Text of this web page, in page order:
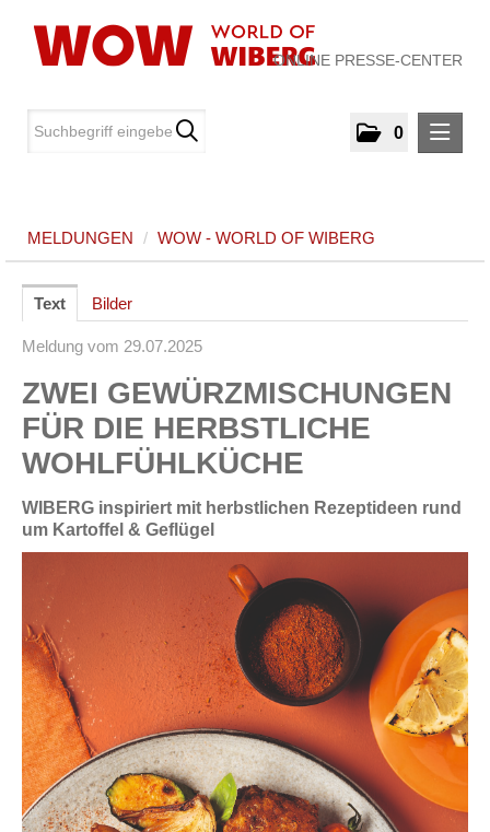
ONLINE PRESSE-CENTER
0
WOW - World of WIBERG
MEDIA
ÜBER UNS
KONTAKT
MELDUNGEN / WOW - WORLD OF WIBERG
Text Bilder
Meldung vom 29.07.2025
ZWEI GEWÜRZMISCHUNGEN
FÜR DIE HERBSTLICHE
WOHLFÜHLKÜCHE
WIBERG inspiriert mit herbstlichen Rezeptideen rund
um Kartoffel & Geflügel